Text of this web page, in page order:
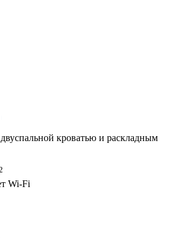
кроватью и раскладным
Wi-Fi